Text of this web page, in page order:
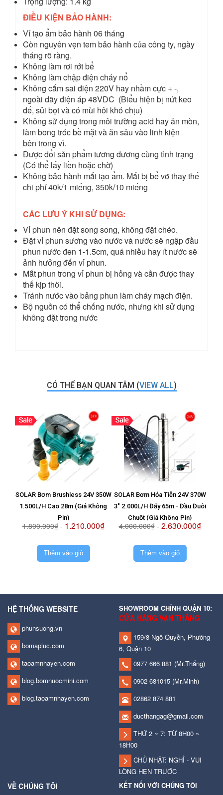
ĐIỀU KIỆN BẢO HÀNH:
Vỉ tạo ẩm bảo hành 06 tháng
Còn nguyên vẹn tem bảo hành của công ty, ngày
tháng rõ ràng.
Không làm rơi rớt bể
Không làm chập điện cháy nổ
Không cắm sai điện 220V hay nhầm cực + -,
ngoài dãy điện áp 48VDC (Biểu hiện bị nứt keo
đế, sủi bọt và có mùi hôi khó chịu)
Không sử dụng trong môi trường acid hay ăn mòn,
làm bong tróc bề mặt và ăn sâu vào linh kiện
bên trong vỉ.
Được đổi sản phẩm tương đương cùng tình trạng
(Có thể lấy liền hoặc chờ)
Không bảo hành mắt tạo ẩm. Mắt bị bể vỡ thay thế
chi phí 40k/1 miếng, 350k/10 miếng
CÁC LƯU Ý KHI SỬ DỤNG:
Vỉ phun nên đặt song song, không đặt chéo.
Đặt vỉ phun sương vào nước và nước sẽ ngập đầu
phun nước đen 1-1.5cm, quá nhiều hay ít nước sẽ
ảnh hưởng đến vỉ phun.
Mắt phun trong vỉ phun bị hỏng và cần được thay
thế kịp thời.
Tránh nước vào bảng phun làm cháy mạch điện.
Bộ nguồn có thể chống nước, nhưng khi sử dụng
không đặt trong nước
CÓ THỂ BẠN QUAN TÂM (VIEW ALL)
SOLAR Bơm Brushless 24V 350W
1.500L/H Cao 28m (Giá Không
Pin)
1.800.000₫- 1.210.000₫
Thêm vào giỏ
SOLAR Bơm Hỏa Tiễn 24V 370W
3" 2.000L/H Đẩy 65m - Đầu Đuôi
Chuột (Giá Không Pin)
4.000.000₫- 2.630.000₫
Thêm vào giỏ
HỆ THỐNG WEBSITE
phunsuong.vn
bomapluc.com
taoamnhayen.com
blog.bomnuocmini.com
blog.taoamnhayen.com
SHOWROOM CHÍNH QUẬN 10:
CỬA HÀNG VẠN THẮNG
159/8 Ngô Quyền, Phường
6, Quận 10
0977 666 881 (Mr.Thắng)
0902 681015 (Mr.Minh)
02862 874 881
ducthangag@gmail.com
THỨ 2 ~ 7: TỪ 8H00 ~
18H00
CHỦ NHẬT: NGHỈ - VUI
LÒNG HẸN TRƯỚC
VỀ CHÚNG TÔI KẾT NỐI VỚI CHÚNG TÔI